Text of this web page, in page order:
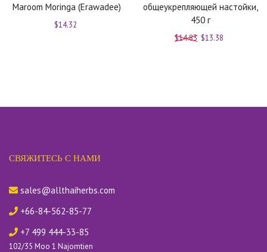
Maroom Moringa (Erawadee)
$14.32
общеукрепляющей настойки,
450 г
$14.83 $13.38
СВЯЖИТЕСЬ С НАМИ
sales@allthaiherbs.com
+66-84-562-85-77
+7 499 444-33-85
102/35 Moo 1 Najomtien